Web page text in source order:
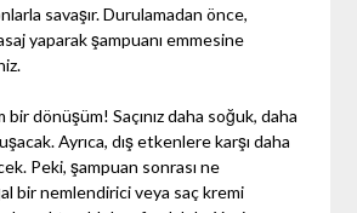
savaşır. Durulamadan önce,
yaparak şampuanı emmesine
dönüşüm! Saçınız daha soğuk, daha
Ayrıca, dış etkenlere karşı daha
Peki, şampuan sonrası ne
bir nemlendirici veya saç kremi